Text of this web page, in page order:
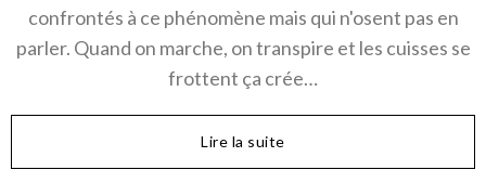
confrontés à ce phénomène mais qui n'osent pas en
parler. Quand on marche, on transpire et les cuisses se
frottent ça crée…
Lire la suite